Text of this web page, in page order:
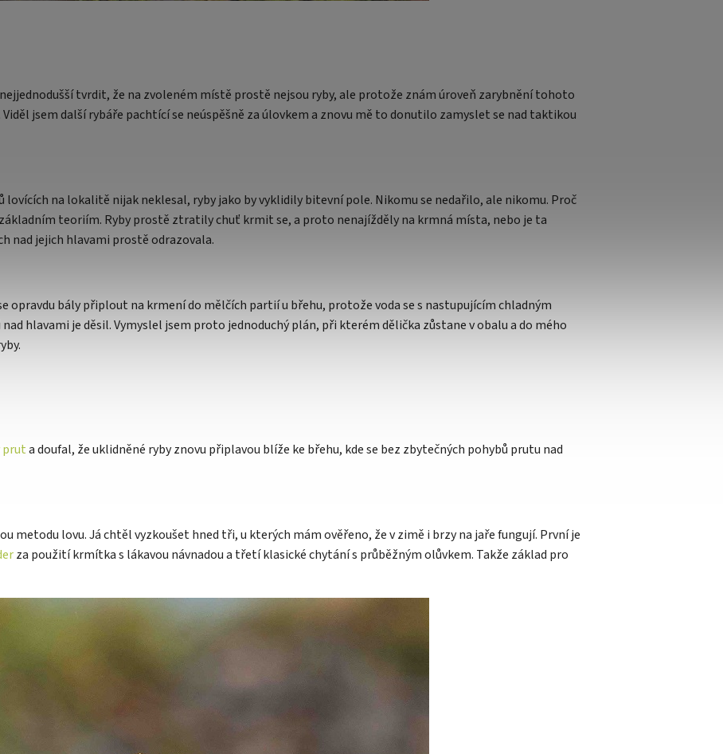
tvrdit, že na zvoleném místě prostě nejsou ryby, ale protože znám úroveň zarybnění tohoto
jsem další rybáře pachtící se neúspěšně za úlovkem a znovu mě to donutilo zamyslet se nad taktikou
lovících na lokalitě nijak neklesal, ryby jako by vyklidily bitevní pole. Nikomu se nedařilo, ale nikomu. Proč
teoriím. Ryby prostě ztratily chuť krmit se, a proto nenajížděly na krmná místa, nebo je ta
nad jejich hlavami prostě odrazovala.
opravdu bály připlout na krmení do mělčích partií u břehu, protože voda se s nastupujícím chladným
hlavami je děsil. Vymyslel jsem proto jednoduchý plán, při kterém dělička zůstane v obalu a do mého
pruta doufal, že uklidněné ryby znovu připlavou blíže ke břehu, kde se bez zbytečných pohybů prutu nad
metodu lovu. Já chtěl vyzkoušet hned tři, u kterých mám ověřeno, že v zimě i brzy na jaře fungují. První je
za použití krmítka s lákavou návnadou a třetí klasické chytání s průběžným olůvkem. Takže základ pro